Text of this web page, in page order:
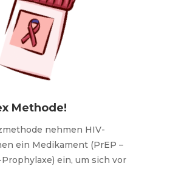
Methode!
nehmen HIV-
ein Medikament (PrEP –
) ein, um sich vor